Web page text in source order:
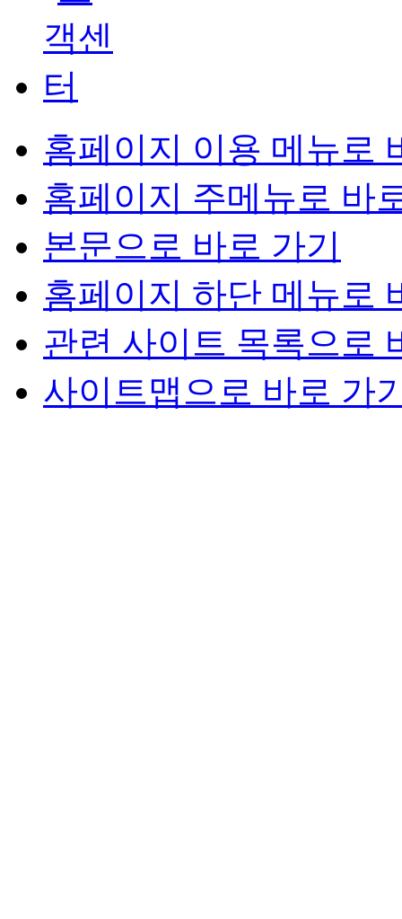
홈페이지 이용 메뉴로
홈페이지 주메뉴로 바
본문으로 바로 가기
홈페이지 하단 메뉴로
관련 사이트 목록으로
사이트맵으로 바로 가